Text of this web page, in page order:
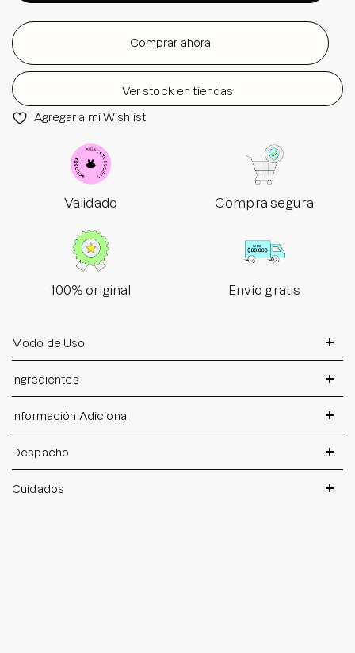
Comprar ahora
Ver stock en tiendas
Agregar a mi Wishlist
Validado Compra segura
100% original Envío gratis
Modo de Uso
Ingredientes
Información Adicional
Despacho
Cuidados